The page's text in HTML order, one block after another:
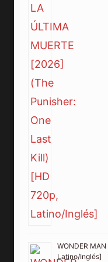
WONDER
Latino/Inglés]